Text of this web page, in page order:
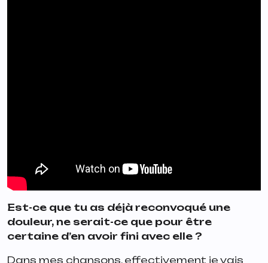
Est-ce que tu as déjà reconvoqué une
douleur, ne serait-ce que pour être
certaine d’en avoir fini avec elle ?
Dans mes chansons, effectivement je vais